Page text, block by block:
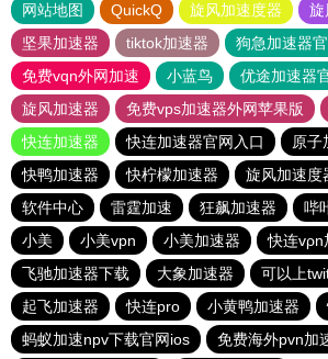
网站地图 QuickQ 旋风加速度器
旋
坚果加速器
tiktok加速器
狗急加速器
免费vqn外网加速
小蓝鸟 优途加速器
旋风加速器
免费vps加速器外网苹果版
快连加速器
快连加速器官网入口
原子
快鸭加速器
快柠檬加速器 旋风加速度
软件中心
雷霆加速 狂飙加速器 哔
小美
小美vpn 小美加速器
快连vρn
飞驰加速器下载
大象加速器
可以上
起飞加速器
快连pro 小黄鸭加速器
蚂蚁加速npv下载官网ios
免费海外pvn加